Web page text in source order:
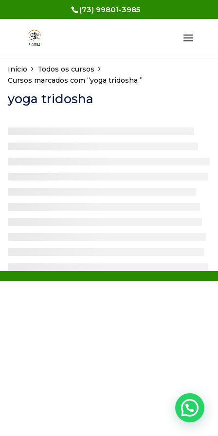
(73) 99801-3985
Início
Todos os cursos
Cursos marcados com “yoga tridosha ”
yoga tridosha